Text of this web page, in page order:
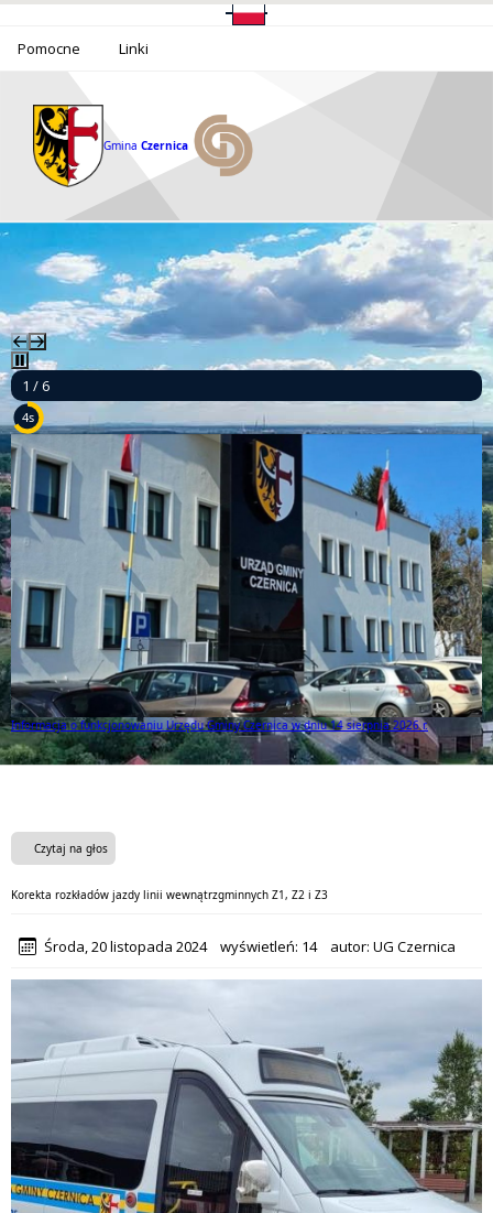
Pomocne Linki
Gmina Czernica
1 / 6
2s
Informacja o funkcjonowaniu Urzędu Gminy Czernica w dniu 14 sierpnia 2026 r.
Informacja o funkcjonowaniu Urzędu Gminy Czernica w dniu 14 sierpnia 2026 r.
Czytaj na głos
Korekta rozkładów jazdy linii wewnątrzgminnych Z1, Z2 i Z3
Środa, 20 listopada 2024wyświetleń: 14autor: UG Czernica